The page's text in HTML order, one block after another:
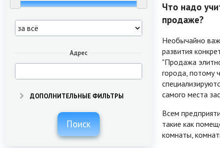
Адрес
ДОПОЛНИТЕЛЬНЫЕ ФИЛЬТРЫ
Поиск
Что надо
продаже?
Необычайно
развития
"Продажа
города, потому
самого места
Всем
такие как
комнаты,